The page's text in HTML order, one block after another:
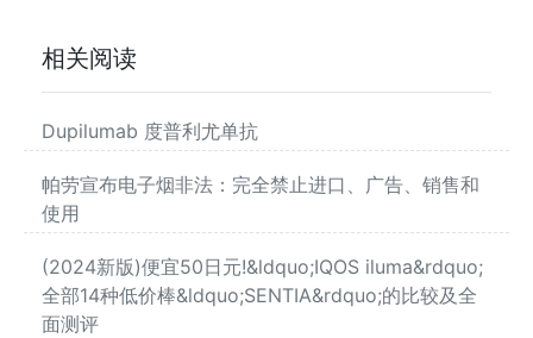
相关阅读
Dupilumab 度普利尤单抗
帕劳宣布电子烟非法：完全禁止进口、广告、销售和
使用
(2024新版)便宜50日元!&ldquo;IQOS iluma&rdquo;
全部14种低价棒&ldquo;SENTIA&rdquo;的比较及全
面测评